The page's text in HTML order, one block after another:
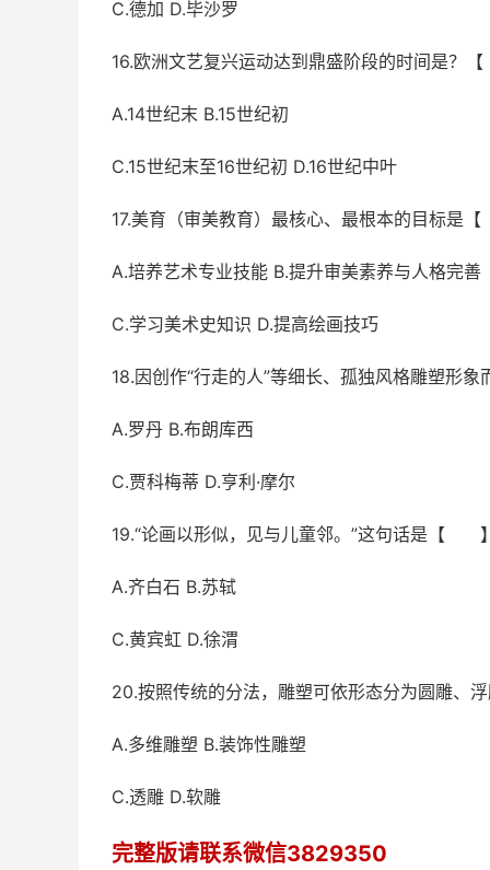
C.德加 D.毕沙罗
16.欧洲文艺复兴运动达到鼎盛阶段的时间是？
A.14世纪末 B.15世纪初
C.15世纪末至16世纪初 D.16世纪中叶
17.美育（审美教育）最核心、最根本的目标是
A.培养艺术专业技能 B.提升审美素养与人格完善
C.学习美术史知识 D.提高绘画技巧
18.因创作“行走的人”等细长、孤独风格雕塑形
A.罗丹 B.布朗库西
C.贾科梅蒂 D.亨利·摩尔
19.“论画以形似，见与儿童邻。”这句话是【
A.齐白石 B.苏轼
C.黄宾虹 D.徐渭
20.按照传统的分法，雕塑可依形态分为圆雕
A.多维雕塑 B.装饰性雕塑
C.透雕 D.软雕
完整版请联系微信3829350